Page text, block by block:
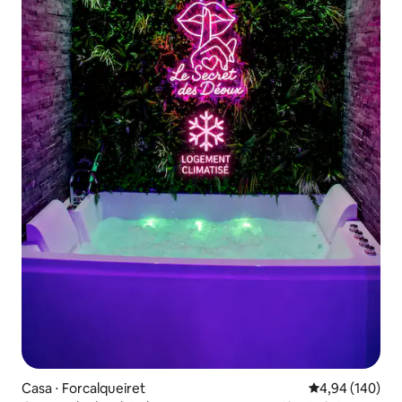
Casa ⋅ Forcalqueiret 4,94 de uma
4,94 (140)